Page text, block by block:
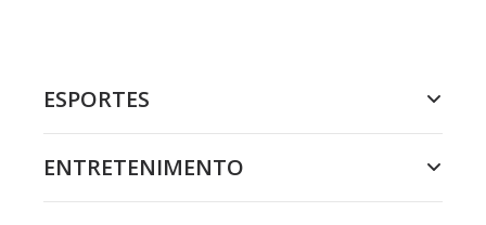
ESPORTES
ENTRETENIMENTO